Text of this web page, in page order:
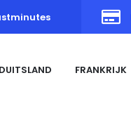
DUITSLAND FRANKRIJK